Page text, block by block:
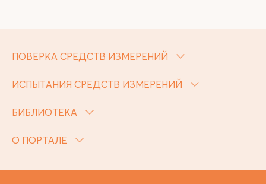
ПОВЕРКА СРЕДСТВ ИЗМЕРЕНИЙ
ИСПЫТАНИЯ СРЕДСТВ ИЗМЕРЕНИЙ
БИБЛИОТЕКА
О ПОРТАЛЕ